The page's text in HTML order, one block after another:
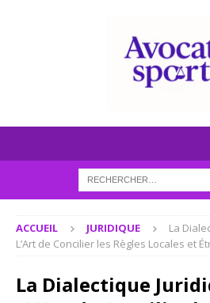
ACCUEIL JURIDIQUE
La
L’Art de Concilier les Règles Locales et
La Dialectique